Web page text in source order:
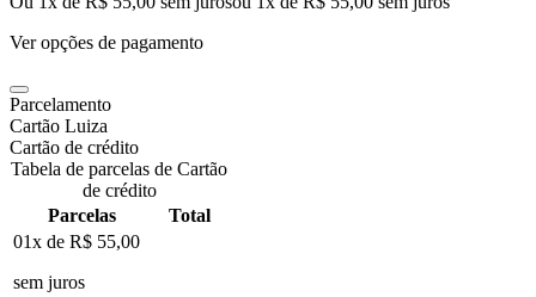
Ver opções de pagamento
Parcelamento
Cartão Luiza
Cartão de crédito
Tabela de parcelas de Cartão
de crédito
Parcelas
Total
01x de R$ 55,00
sem juros